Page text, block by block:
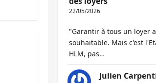
22/05/2026
"Garantir à tous un loyer
souhaitable. Mais c'est
HLM, pas…
Julien